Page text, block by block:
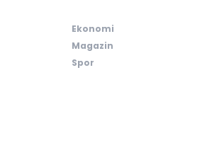
Ekonomi
Magazin
Spor